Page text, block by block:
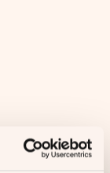
215,78 €